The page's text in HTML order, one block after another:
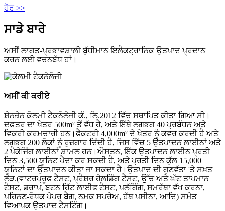
ਹੋਰ >>
ਸਾਡੇ ਬਾਰੇ
ਅਸੀਂ ਲਾਗਤ-ਪ੍ਰਭਾਵਸ਼ਾਲੀ ਬੁੱਧੀਮਾਨ ਇਲੈਕਟ੍ਰਾਨਿਕ ਉਤਪਾਦ ਪ੍ਰਦਾਨ
ਕਰਨ ਲਈ ਵਚਨਬੱਧ ਹਾਂ।
ਅਸੀਂ ਕੀ ਕਰੀਏ
ਸ਼ੇਨਜ਼ੇਨ ਕੋਲਮੀ ਟੈਕਨੋਲੋਜੀ ਕੰ., ਲਿ.2012 ਵਿੱਚ ਸਥਾਪਿਤ ਕੀਤਾ ਗਿਆ ਸੀ।
ਦਫ਼ਤਰ ਦਾ ਖੇਤਰ 500m² ਤੋਂ ਵੱਧ ਹੈ, ਅਤੇ ਇੱਥੇ ਲਗਭਗ 40 ਪ੍ਰਬੰਧਨ ਅਤੇ
ਵਿਕਰੀ ਕਰਮਚਾਰੀ ਹਨ।ਫੈਕਟਰੀ 4,000m² ਦੇ ਖੇਤਰ ਨੂੰ ਕਵਰ ਕਰਦੀ ਹੈ ਅਤੇ
ਲਗਭਗ 200 ਲੋਕਾਂ ਨੂੰ ਰੁਜ਼ਗਾਰ ਦਿੰਦੀ ਹੈ, ਜਿਸ ਵਿੱਚ 5 ਉਤਪਾਦਨ ਲਾਈਨਾਂ ਅਤੇ
2 ਪੈਕੇਜਿੰਗ ਲਾਈਨਾਂ ਸ਼ਾਮਲ ਹਨ।ਔਸਤਨ, ਇੱਕ ਉਤਪਾਦਨ ਲਾਈਨ ਪ੍ਰਤੀ
ਦਿਨ 3,500 ਯੂਨਿਟ ਪੈਦਾ ਕਰ ਸਕਦੀ ਹੈ, ਅਤੇ ਪ੍ਰਤੀ ਦਿਨ ਕੁੱਲ 15,000
ਯੂਨਿਟਾਂ ਦਾ ਉਤਪਾਦਨ ਕੀਤਾ ਜਾ ਸਕਦਾ ਹੈ।ਉਤਪਾਦ ਦੀ ਗੁਣਵੱਤਾ 'ਤੇ ਸਖ਼ਤ
ਲੋੜ.(ਵਾਟਰਪ੍ਰੂਫ ਟੈਸਟ, ਪ੍ਰੈਸ਼ਰ ਹੋਲਡਿੰਗ ਟੈਸਟ, ਉੱਚ ਅਤੇ ਘੱਟ ਤਾਪਮਾਨ
ਟੈਸਟ, ਡਰਾਪ, ਬਟਨ ਹਿੱਟ ਲਾਈਫ ਟੈਸਟ, ਪਲੱਗਿੰਗ, ਸਮਰੱਥਾ ਵੱਖ ਕਰਨਾ,
ਪਹਿਨਣ-ਰੋਧਕ ਪੇਪਰ ਬੈਗ, ਨਮਕ ਸਪਰੇਅ, ਹੱਥ ਪਸੀਨਾ, ਆਦਿ) ਸਮੇਤ
ਵਿਆਪਕ ਉਤਪਾਦ ਟੈਸਟਿੰਗ।